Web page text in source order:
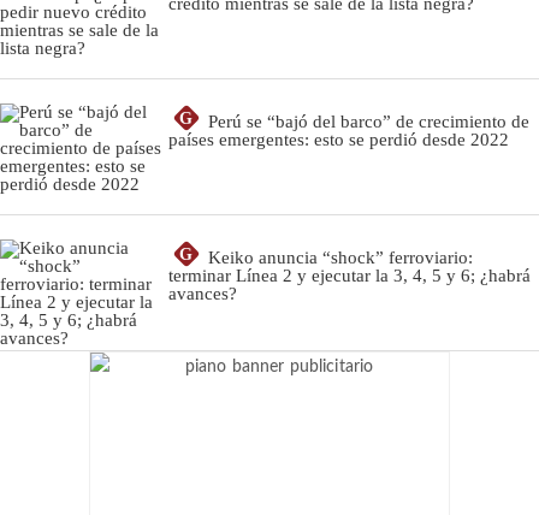
G
Perú se “bajó del barco” de crecimiento de
países emergentes: esto se perdió desde 2022
G
Keiko anuncia “shock” ferroviario:
terminar Línea 2 y ejecutar la 3, 4, 5 y 6; ¿habrá
avances?